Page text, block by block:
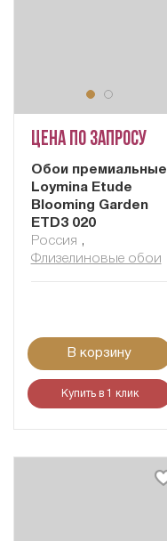
Цена по запросу
Обои премиальные
Loymina Etude
Blooming Garden
ETD3 020
Россия ,
Флизелиновые обои
В корзину
Купить в 1 клик